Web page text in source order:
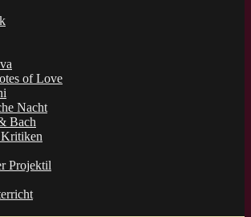
of Love
Nacht
Bach
Kritiken
Projektil